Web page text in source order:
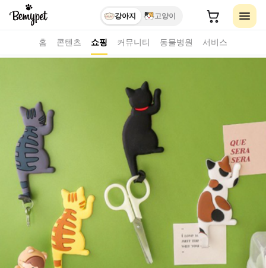
강아지 고양이
홈 콘텐츠 쇼핑 커뮤니티 동물병원 서비스